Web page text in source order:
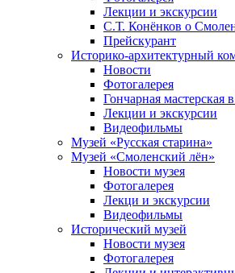
Лекции и экскурсии
С.Т. Конёнков о
Прейскурант
Историко-архитектурный
Новости
Фотогалерея
Гончарная мастерская
Лекции и экскурсии
Видеофильмы
Музей «Русская старина»
Музей «Смоленский лён»
Новости музея
Фотогалерея
Лекци и экскурсии
Видеофильмы
Исторический музей
Новости музея
Фотогалерея